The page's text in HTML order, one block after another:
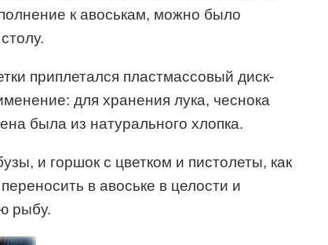
к авоськам, можно было
приплетался пластмассовый диск-
для хранения лука, чеснока
была из натурального хлопка.
и горшок с цветком и пистолеты, как
в авоське в целости и
рыбу.